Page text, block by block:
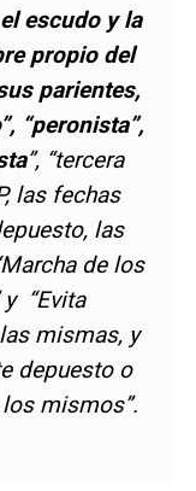
escudo y la
propio del
parientes,
“peronista”,
”, “tercera
las fechas
las
de los
“Evita
mismas, y
depuesto o
mismos”.